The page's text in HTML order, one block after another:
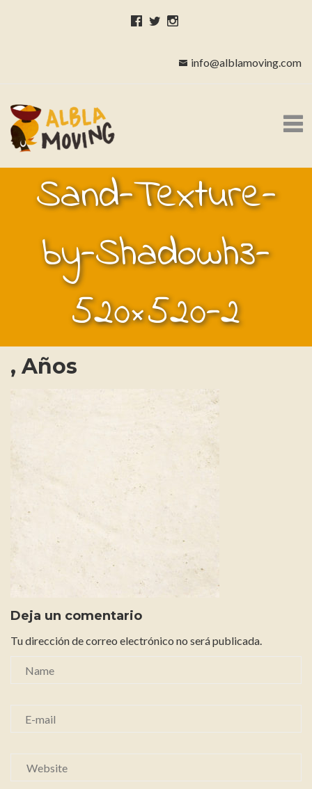
info@alblamoving.com
Sand-Texture-
by-Shadowh3-
520×520-2
, Años
Deja un comentario
Tu dirección de correo electrónico no será publicada.